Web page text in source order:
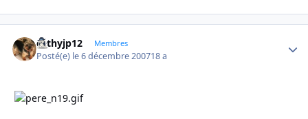
cathyjp12 Membres
Posté(e) le 6 décembre 200718 a